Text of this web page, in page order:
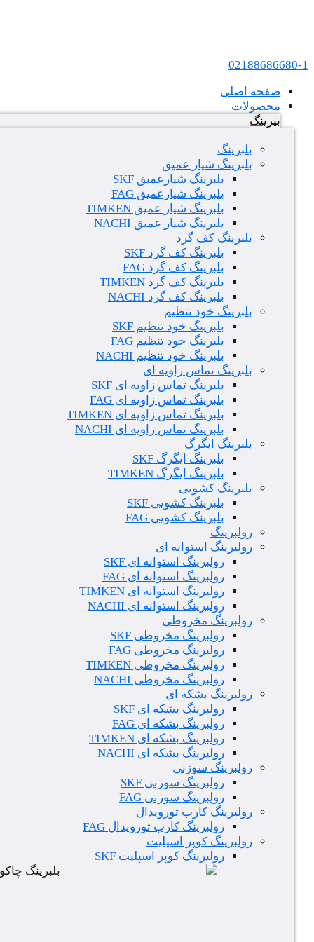
02188686680-1
صفحه اصلی
محصولات
بیرینگ
بلبرینگ
بلبرینگ شیار عمیق
بلبرینگ شیارعمیق SKF
بلبرینگ شیارعمیق FAG
بلبرینگ شیار عمیق TIMKEN
بلبرینگ شیار عمیق NACHI
بلبرینگ کف گرد
بلبرینگ کف گرد SKF
بلبرینگ کف گرد FAG
بلبرینگ کف گرد TIMKEN
بلبرینگ کف گرد NACHI
بلبرینگ خود تنظیم
بلبرینگ خود تنظیم SKF
بلبرینگ خود تنظیم FAG
بلبرینگ خود تنظیم NACHI
بلبرینگ تماس زاویه ای
بلبرینگ تماس زاویه ای SKF
بلبرینگ تماس زاویه ای FAG
بلبرینگ تماس زاویه ای TIMKEN
بلبرینگ تماس زاویه ای NACHI
بلبرینگ ایگرگ
بلبرینگ ایگرگ SKF
بلبرینگ ایگرگ TIMKEN
بلبرینگ کشویی
بلبرینگ کشویی SKF
بلبرینگ کشویی FAG
رولبرینگ
رولبرینگ استوانه ای
رولبرینگ استوانه ای SKF
رولبرینگ استوانه ای FAG
رولبرینگ استوانه ای TIMKEN
رولبرینگ استوانه ای NACHI
رولبرینگ مخروطی
رولبرینگ مخروطی SKF
رولبرینگ مخروطی FAG
رولبرینگ مخروطی TIMKEN
رولبرینگ مخروطی NACHI
رولبرینگ بشکه ای
رولبرینگ بشکه ای SKF
رولبرینگ بشکه ای FAG
رولبرینگ بشکه ای TIMKEN
رولبرینگ بشکه ای NACHI
رولبرینگ سوزنی
رولبرینگ سوزنی SKF
رولبرینگ سوزنی FAG
رولبرینگ کارب تورویدال
رولبرینگ کارب تورویدال FAG
رولبرینگ کوپر اسپلیت
رولبرینگ کوپر اسپلیت SKF